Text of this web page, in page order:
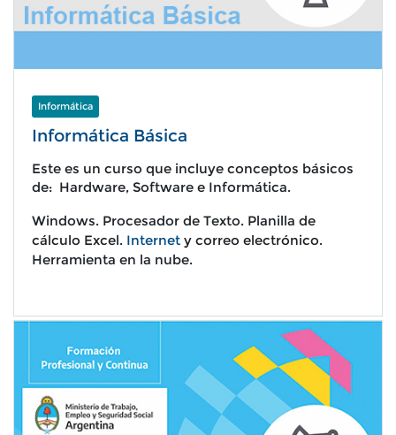
Informática
Informática Básica
Este es un curso que incluye conceptos básicos
de: Hardware, Software e Informática.
Windows. Procesador de Texto. Planilla de
cálculo Excel. Internet y correo electrónico.
Herramienta en la nube.